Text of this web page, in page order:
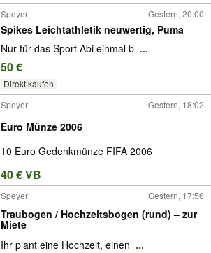
Speyer Gestern, 20:00
Spikes Leichtathletik neuwertig, Puma
Nur für das Sport Abi einmal b ...
50 €
Direkt kaufen
Speyer Gestern, 18:02
Euro Münze 2006
10 Euro Gedenkmünze FIFA 2006
40 € VB
Speyer Gestern, 17:56
Traubogen / Hochzeitsbogen (rund) – zur
Miete
Ihr plant eine Hochzeit, einen ...